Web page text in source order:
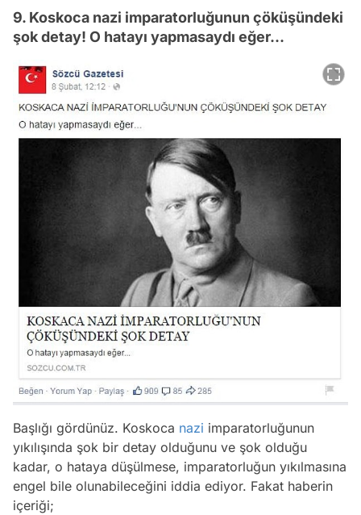
9. Koskoca nazi imparatorluğunun çöküşündeki
şok detay! O hatayı yapmasaydı eğer...
Başlığı gördünüz. Koskoca nazi imparatorluğunun
yıkılışında şok bir detay olduğunu ve şok olduğu
kadar, o hataya düşülmese, imparatorluğun yıkılmasına
engel bile olunabileceğini iddia ediyor. Fakat haberin
içeriği;